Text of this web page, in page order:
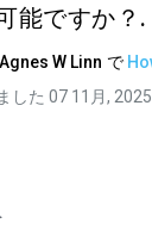
能ですか？.
Agnes W Linn で
した 07 11月, 2025